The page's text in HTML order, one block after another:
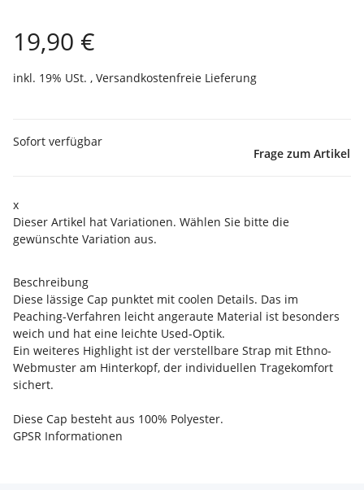
19,90 €
inkl. 19% USt. , Versandkostenfreie Lieferung
Sofort verfügbar
Frage zum Artikel
x
Dieser Artikel hat Variationen. Wählen Sie bitte die
gewünschte Variation aus.
Beschreibung
Diese lässige Cap punktet mit coolen Details. Das im
Peaching-Verfahren leicht angeraute Material ist besonders
weich und hat eine leichte Used-Optik.
Ein weiteres Highlight ist der verstellbare Strap mit Ethno-
Webmuster am Hinterkopf, der individuellen Tragekomfort
sichert.
Diese Cap besteht aus 100% Polyester.
GPSR Informationen